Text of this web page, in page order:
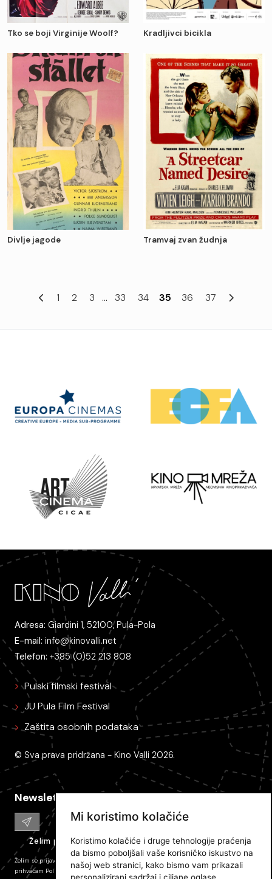
Mi koristimo kolačiće
Koristimo kolačiće i druge tehnologije praćenja
da bismo poboljšali vaše korisničko iskustvo na
našoj web stranici, kako bismo vam prikazali
Tko se boji Virginije Woolf? Kradljivci bicikla
Divlje jagode Tramvaj zvan žudnja
1 2 3 ... 33 34 35 36 37
Adresa: Giardini 1, 52100, Pula-Pola
E-mail: info@kinovalli.net
Telefon: +385 (0)52 213 808
Pulski filmski festival
JU Pula Film Festival
Zaštita osobnih podataka
© Sva prava pridržana - Kino Valli 2026.
Newsletter
Želim primati e-mail obavijesti
Želim se prijaviti na newsletter Pulskog filmskog festivala i primati novosti. Prijavom
prihvaćam Politiku zaštite privatnosti JU PFF i dajem svoj pristanak na prikupljanje,